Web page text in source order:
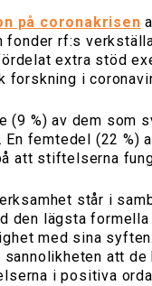
på coronakrisen
rf:s
extra stöd
forskning i
(9 %) av dem som
femtedel (22 %)
att stiftelserna
står i
den lägsta
med sina
sannolikheten att
i positiva